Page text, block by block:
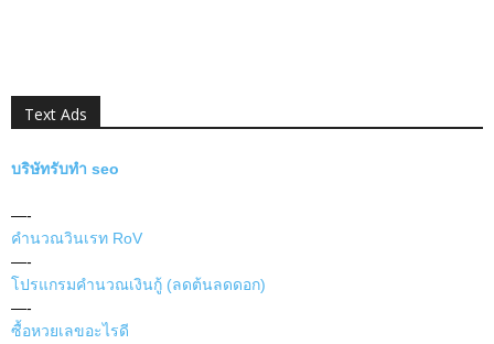
Text Ads
บริษัทรับทำ seo
—-
คำนวณวินเรท RoV
—-
โปรแกรมคำนวณเงินกู้ (ลดต้นลดดอก)
—-
ซื้อหวยเลขอะไรดี